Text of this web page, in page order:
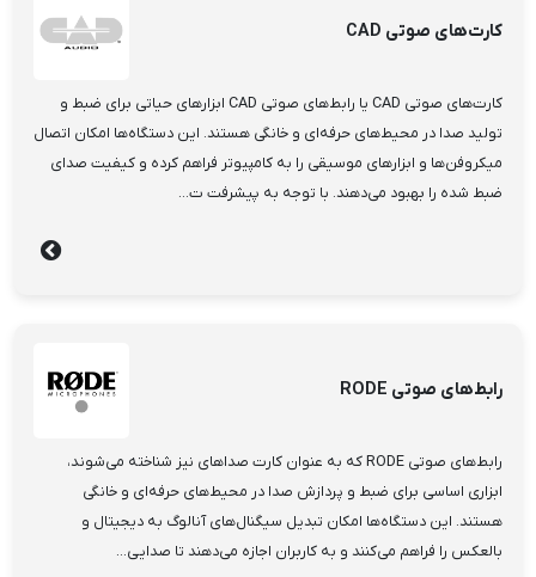
کارت‌های صوتی CAD
کارت‌های صوتی CAD یا رابط‌های صوتی CAD ابزارهای حیاتی برای ضبط و
تولید صدا در محیط‌های حرفه‌ای و خانگی هستند. این دستگاه‌ها امکان اتصال
میکروفن‌ها و ابزارهای موسیقی را به کامپیوتر فراهم کرده و کیفیت صدای
ضبط شده را بهبود می‌دهند. با توجه به پیشرفت ت...
رابط‌های صوتی RODE
رابط‌های صوتی RODE که به عنوان کارت صداهای نیز شناخته می‌شوند،
ابزاری اساسی برای ضبط و پردازش صدا در محیط‌های حرفه‌ای و خانگی
هستند. این دستگاه‌ها امکان تبدیل سیگنال‌های آنالوگ به دیجیتال و
بالعکس را فراهم می‌کنند و به کاربران اجازه می‌دهند تا صدایی...